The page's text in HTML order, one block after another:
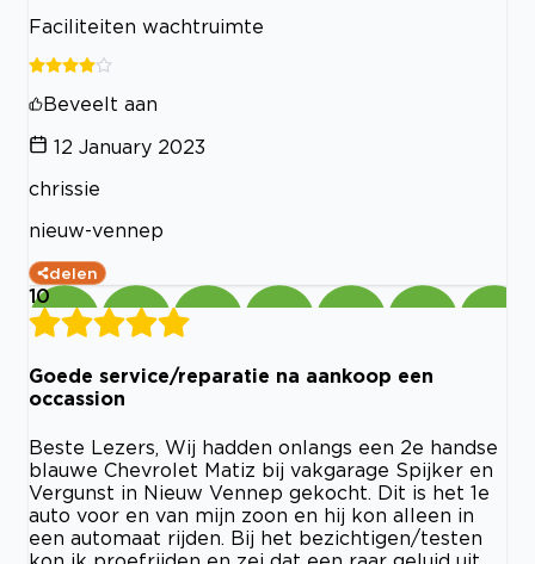
Faciliteiten wachtruimte
Beveelt aan
12 January 2023
chrissie
nieuw-vennep
delen
10
Goede service/reparatie na aankoop een
occassion
Beste Lezers, Wij hadden onlangs een 2e handse
blauwe Chevrolet Matiz bij vakgarage Spijker en
Vergunst in Nieuw Vennep gekocht. Dit is het 1e
auto voor en van mijn zoon en hij kon alleen in
een automaat rijden. Bij het bezichtigen/testen